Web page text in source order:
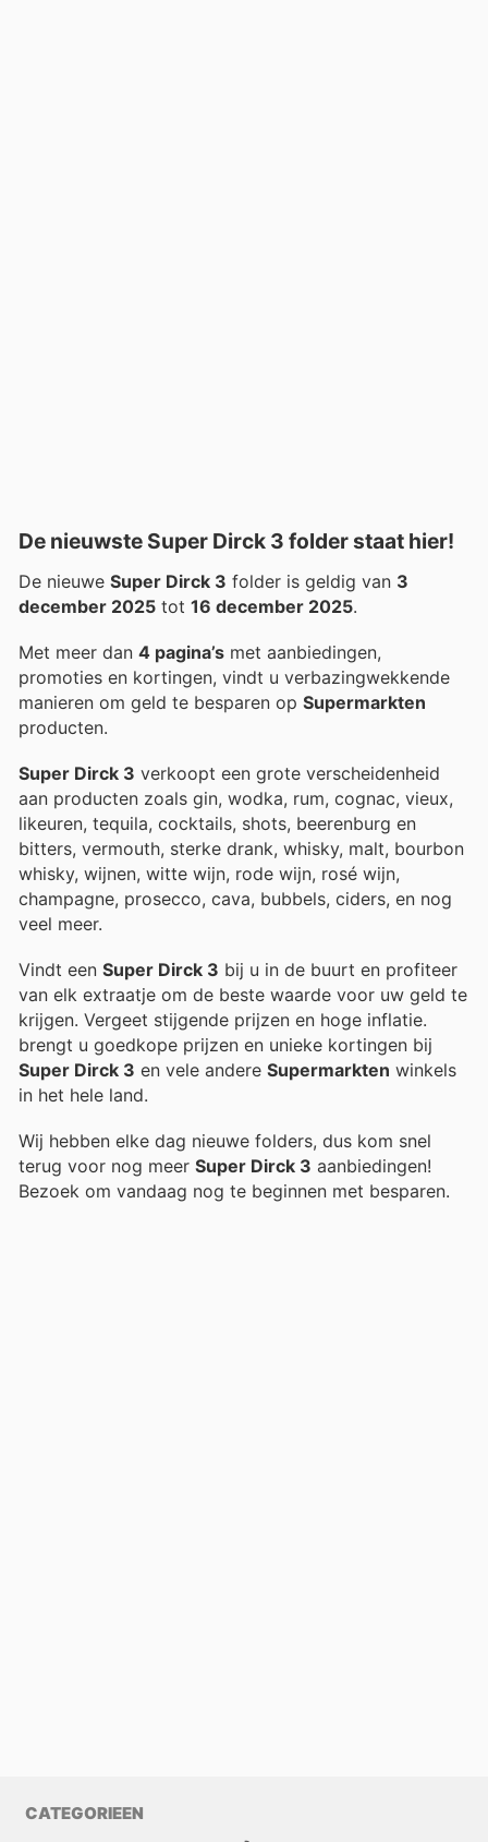
De nieuwste Super Dirck 3 folder staat hier!
De nieuwe Super Dirck 3 folder is geldig van 3
december 2025 tot 16 december 2025.
Met meer dan 4 pagina’s met aanbiedingen,
promoties en kortingen, vindt u verbazingwekkende
manieren om geld te besparen op Supermarkten
producten.
Super Dirck 3 verkoopt een grote verscheidenheid
aan producten zoals gin, wodka, rum, cognac, vieux,
likeuren, tequila, cocktails, shots, beerenburg en
bitters, vermouth, sterke drank, whisky, malt, bourbon
whisky, wijnen, witte wijn, rode wijn, rosé wijn,
champagne, prosecco, cava, bubbels, ciders, en nog
veel meer.
Vindt een Super Dirck 3 bij u in de buurt en profiteer
van elk extraatje om de beste waarde voor uw geld te
krijgen. Vergeet stijgende prijzen en hoge inflatie.
brengt u goedkope prijzen en unieke kortingen bij
Super Dirck 3 en vele andere Supermarkten winkels
in het hele land.
Wij hebben elke dag nieuwe folders, dus kom snel
terug voor nog meer Super Dirck 3 aanbiedingen!
Bezoek om vandaag nog te beginnen met besparen.
CATEGORIEEN